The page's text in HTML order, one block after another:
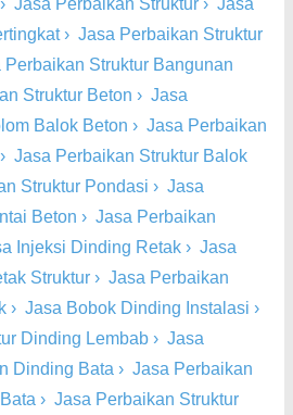
› Jasa Perbaikan Struktur › Jasa
› Jasa Perbaikan Struktur
Perbaikan Struktur Bangunan
Struktur Beton › Jasa
Balok Beton › Jasa Perbaikan
› Jasa Perbaikan Struktur Balok
Struktur Pondasi › Jasa
Beton › Jasa Perbaikan
Injeksi Dinding Retak › Jasa
Struktur › Jasa Perbaikan
› Jasa Bobok Dinding Instalasi ›
Dinding Lembab › Jasa
Dinding Bata › Jasa Perbaikan
› Jasa Perbaikan Struktur